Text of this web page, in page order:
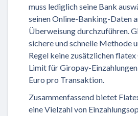
muss lediglich seine Bank
seinen Online-Banking-Daten
Überweisung durchzuführen.
sichere und schnelle Methode
Regel keine zusätzlichen flatex
Limit für Giropay-
Euro pro Transaktion.
Zusammenfassend bietet
eine Vielzahl von